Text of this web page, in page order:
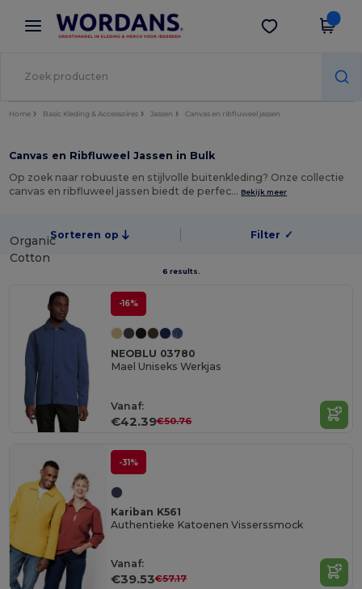
× Wordans-app
Betere prijzen in de app!
Download app
Home Basic Kleding & Accessoires Jassen Canvas en ribfluweel jassen
Canvas en Ribfluweel Jassen in Bulk
Op zoek naar robuuste en stijlvolle buitenkleding? Onze collectie
canvas en ribfluweel jassen biedt de perfec… Bekijk meer
Sorteren op Filter ✓
6 results.
Organic
Cotton
-16%
NEOBLU 03780
Mael Uniseks Werkjas
Vanaf:
€42.39€50.76
-31%
Kariban K561
Authentieke Katoenen Visserssmock
Vanaf:
€39.53€57.17